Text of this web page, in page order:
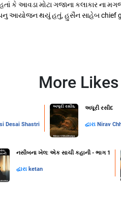
હતાં કે આવડા મોટા ગજાના
થયું હતું, હુસૈન સાહેબ chief
More
Desai Shastri
અધૂરી રસીદ
દ્વારા Nirav
નસીબના ખેલ: એક સાચી કહાની - ભાગ 1
દ્વારા ketan